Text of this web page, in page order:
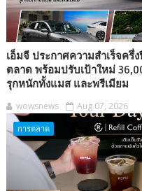
เอ็มจี ประกาศความสำเร็จครึ่
ตลาด พร้อมปรับเป้าใหม่
รุกหนักทั้งแมส และพรีเมียม
wowsnews Aug 07, 2026
การตลาด